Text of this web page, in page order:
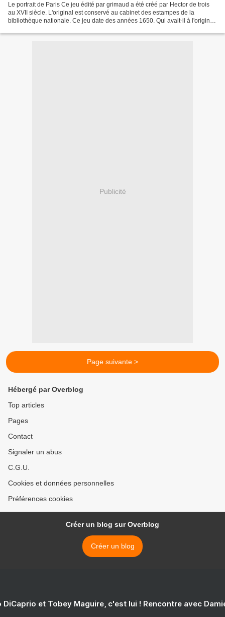
Le portrait de Paris Ce jeu édité par grimaud a été créé par Hector de trois
au XVII siècle. L'original est conservé au cabinet des estampes de la
bibliothèque nationale. Ce jeu date des années 1650. Qui avait-il à l'origine,
Publicité
Page suivante >
Hébergé par Overblog
Top articles
Pages
Contact
Signaler un abus
C.G.U.
Cookies et données personnelles
Préférences cookies
Créer un blog sur Overblog
Créer un blog
DiCaprio et Tobey Maguire, c'est lui ! Rencontre avec